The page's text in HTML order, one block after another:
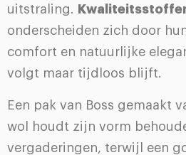
uitstraling.
onderscheiden zich door
comfort en natuurlijke
volgt maar tijdloos blijft.
Een pak van Boss gemaakt
wol houdt zijn vorm
vergaderingen, terwijl een